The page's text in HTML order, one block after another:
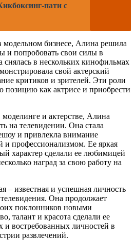
пати с
бизнесе, Алина решила
и попробовать свои силы в
снялась в нескольких кинофильмах
свой актерский
критиков и зрителей. Эти роли
позицию как актрисе и приобрести
и актерстве, Алина
на телевидении. Она стала
и привлекла внимание
и профессионализмом. Ее яркая
характер сделали ее любимицей
наград за свою работу на
– известная и успешная личность
Она продолжает
поклонников новыми
талант и красота сделали ее
востребованных личностей в
развлечений.